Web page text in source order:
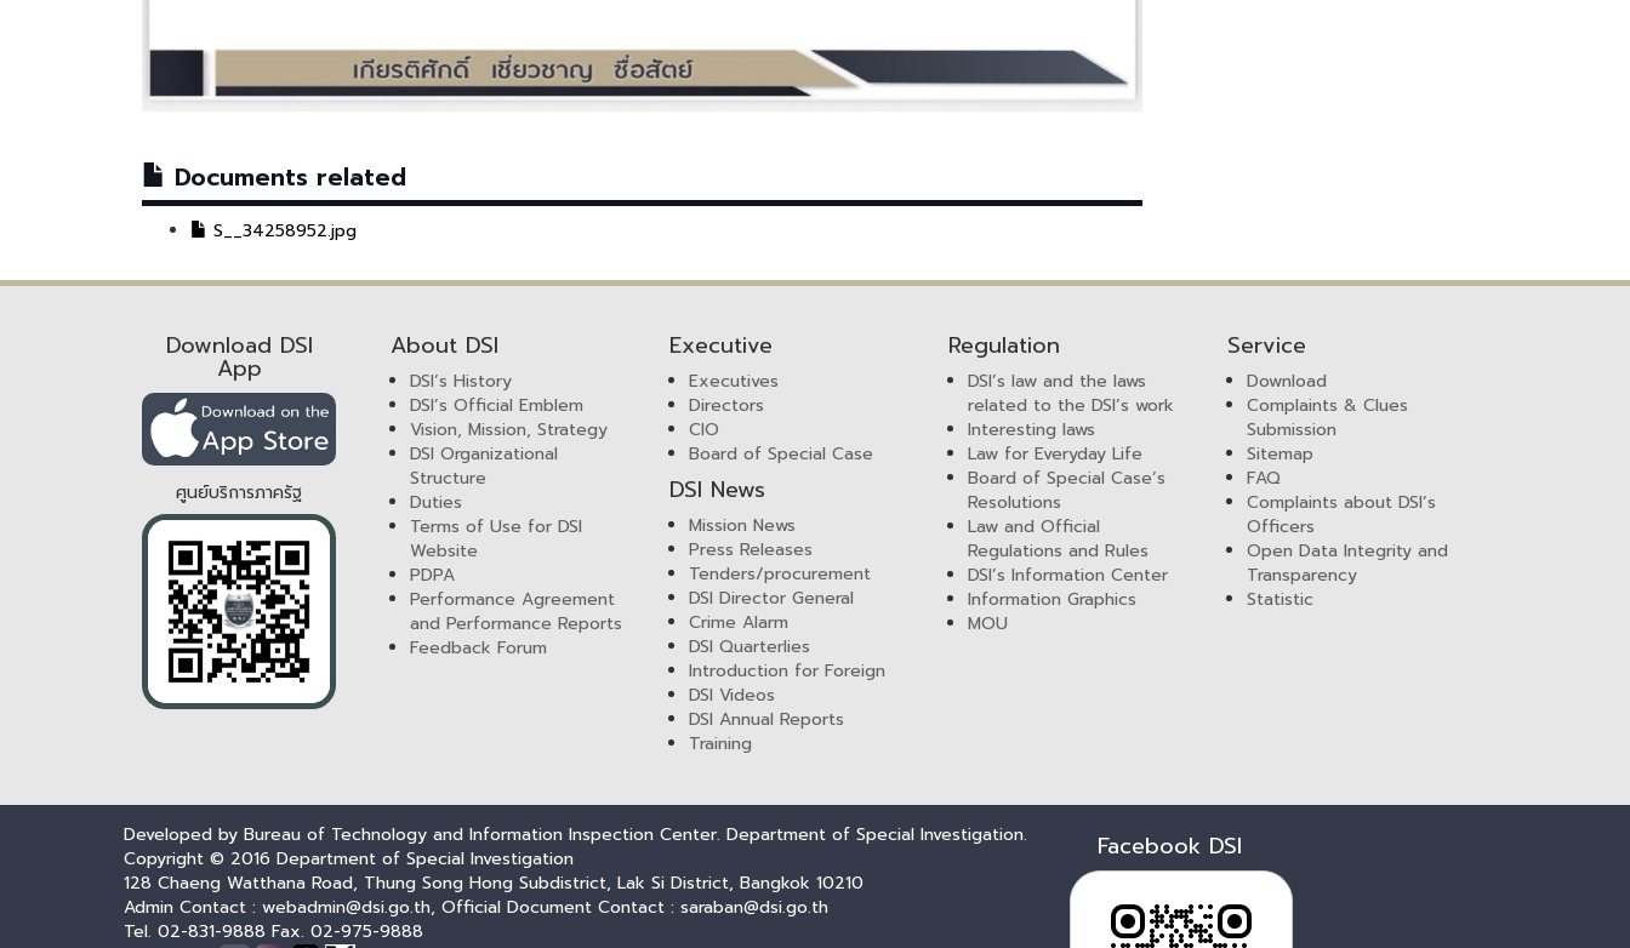
Documents related
S__34258952.jpg
Download DSI
App
ศูนย์บริการภาครัฐ
About DSI
DSI’s History
DSI’s Official Emblem
Vision, Mission, Strategy
DSI Organizational
Structure
Duties
Terms of Use for DSI
Website
PDPA
Performance Agreement
and Performance Reports
Feedback Forum
Executive
Executives
Directors
CIO
Board of Special Case
DSI News
Mission News
Press Releases
Tenders/procurement
DSI Director General
Crime Alarm
DSI Quarterlies
Introduction for Foreign
DSI Videos
DSI Annual Reports
Training
Regulation
DSI’s law and the laws
related to the DSI’s work
Interesting laws
Law for Everyday Life
Board of Special Case’s
Resolutions
Law and Official
Regulations and Rules
DSI’s Information Center
Information Graphics
MOU
Service
Download
Complaints & Clues
Submission
Sitemap
FAQ
Complaints about DSI’s
Officers
Open Data Integrity and
Transparency
Statistic
Developed by Bureau of Technology and Information Inspection Center. Department of Special Investigation.
Copyright © 2016 Department of Special Investigation
128 Chaeng Watthana Road, Thung Song Hong Subdistrict, Lak Si District, Bangkok 10210
Admin Contact : webadmin@dsi.go.th, Official Document Contact : saraban@dsi.go.th
Tel. 02-831-9888 Fax. 02-975-9888
Facebook DSI